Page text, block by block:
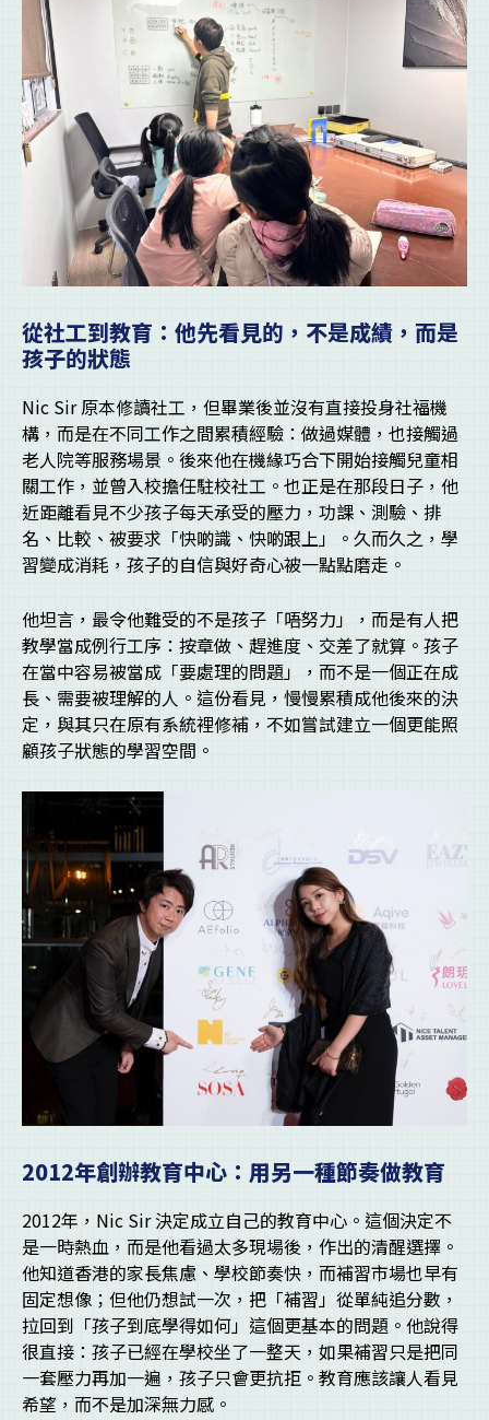
從社工到教育：他先看見的，不是成績，而是
孩子的狀態
Nic Sir 原本修讀社工，但畢業後並沒有直接投身社福機
構，而是在不同工作之間累積經驗：做過媒體，也接觸過
老人院等服務場景。後來他在機緣巧合下開始接觸兒童相
關工作，並曾入校擔任駐校社工。也正是在那段日子，他
近距離看見不少孩子每天承受的壓力，功課、測驗、排
名、比較、被要求「快啲識、快啲跟上」。久而久之，學
習變成消耗，孩子的自信與好奇心被一點點磨走。
他坦言，最令他難受的不是孩子「唔努力」，而是有人把
教學當成例行工序：按章做、趕進度、交差了就算。孩子
在當中容易被當成「要處理的問題」，而不是一個正在成
長、需要被理解的人。這份看見，慢慢累積成他後來的決
定，與其只在原有系統裡修補，不如嘗試建立一個更能照
顧孩子狀態的學習空間。
2012年創辦教育中心：用另一種節奏做教育
2012年，Nic Sir 決定成立自己的教育中心。這個決定不
是一時熱血，而是他看過太多現場後，作出的清醒選擇。
他知道香港的家長焦慮、學校節奏快，而補習市場也早有
固定想像；但他仍想試一次，把「補習」從單純追分數，
拉回到「孩子到底學得如何」這個更基本的問題。他說得
很直接：孩子已經在學校坐了一整天，如果補習只是把同
一套壓力再加一遍，孩子只會更抗拒。教育應該讓人看見
希望，而不是加深無力感。